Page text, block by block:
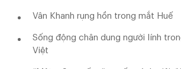
Vân Khanh rụng hồn trong mắt Huế
Sống động chân dung người lính
Việt